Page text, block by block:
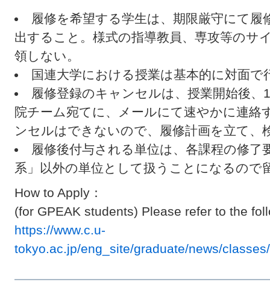
履修を希望する学生は、期限厳守にて
出すること。様式の指導教員、専攻等のサ
領しない。
国連大学における授業は基本的に対面で
履修登録のキャンセルは、授業開始後、
院チーム宛てに、メールにて速やかに連絡
ンセルはできないので、履修計画を立て、
履修後付与される単位は、各課程の修了
系」以外の単位として扱うことになるので
How to Apply：
(for GPEAK students) Please refer to the
https://www.c.u-
tokyo.ac.jp/eng_site/graduate/news/